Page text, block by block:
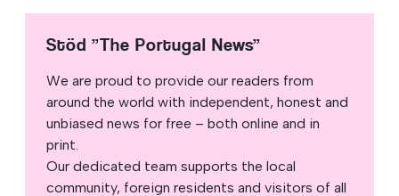
Stöd ”The Portugal News”
We are proud to provide our readers from
around the world with independent, honest and
unbiased news for free – both online and in
print.
Our dedicated team supports the local
community, foreign residents and visitors of all